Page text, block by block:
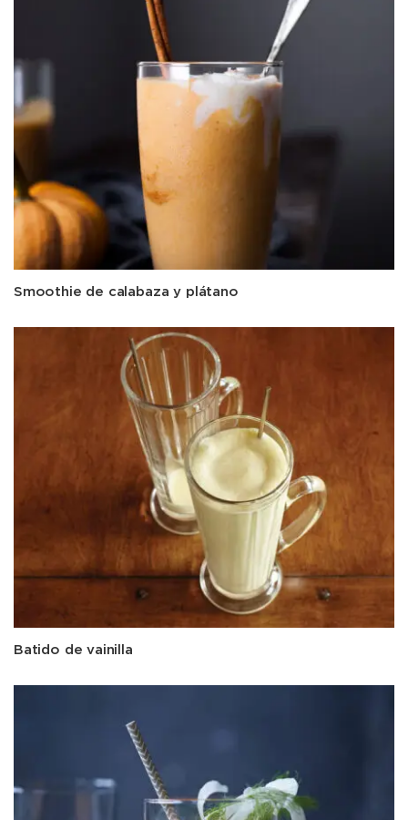
Smoothie de calabaza y plátano
Batido de vainilla